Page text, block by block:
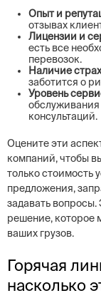
Опыт и
отзывах
Лицензии и
есть все
перевозок.
Наличие
заботится о
Уровень
обслуживания
консультаций.
Оцените эти
компаний, чтобы
только стоимость
предложения,
задавать
решение, которое
ваших грузов.
Горячая
насколько